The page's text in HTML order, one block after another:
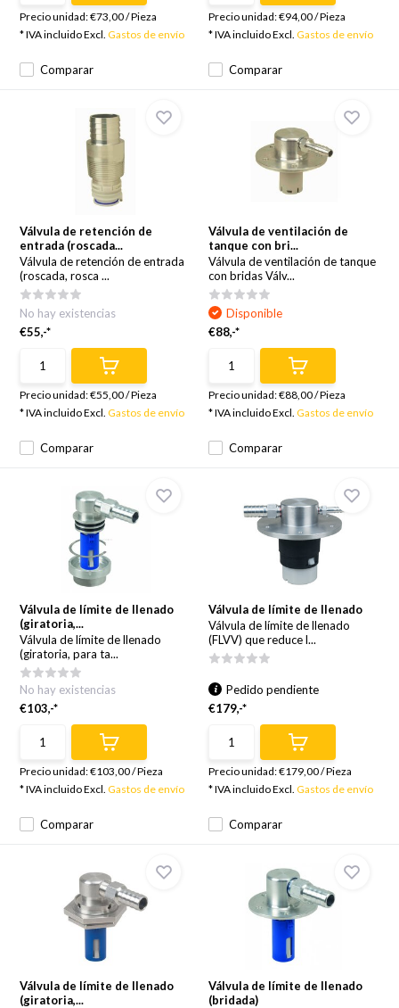
Comparar
Precio unidad:€73,00/Pieza
* IVA incluido Excl.Gastos de envío
Comparar
Precio unidad:€94,00/Pieza
* IVA incluido Excl. Gastos de envío
Válvula de retención de
entrada (roscada...
Válvula de retención de entrada
(roscada, rosca ...
Comparar
No hay existencias
€55,-*
Precio unidad:€55,00/Pieza
* IVA incluido Excl.Gastos de envío
Válvula de ventilación de
tanque con bri...
Válvula de ventilación de tanque
con bridas Válv...
Comparar
Disponible
€88,-*
Precio unidad:€88,00/Pieza
* IVA incluido Excl. Gastos de envío
Válvula de límite de llenado
(giratoria,...
Válvula de límite de llenado
(giratoria, para ta...
Comparar
No hay existencias
€103,-*
Precio unidad:€103,00/Pieza
* IVA incluido Excl.Gastos de envío
Válvula de límite de llenado
Válvula de límite de llenado
(FLVV) que reduce l...
Comparar
Pedido pendiente
€179,-*
Precio unidad:€179,00/Pieza
* IVA incluido Excl. Gastos de envío
Válvula de límite de llenado
(giratoria,...
Válvula de límite de llenado
(bridada)